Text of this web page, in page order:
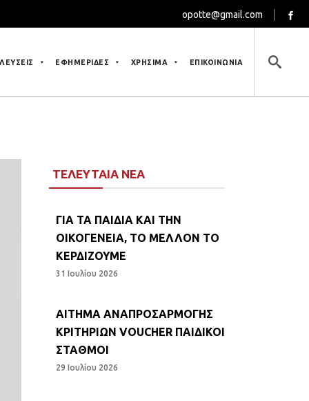
opotte@gmail.com
ΕΦΗΜΕΡΙΔΕΣ ΧΡΗΣΙΜΑ ΕΠΙΚΟΙΝΩΝΙΑ
ΤΕΛΕΥΤΑΙΑ ΝΕΑ
ΓΙΑ ΤΑ ΠΑΙΔΙΑ ΚΑΙ ΤΗΝ
ΟΙΚΟΓΕΝΕΙΑ, ΤΟ ΜΕΛΛΟΝ ΤΟ
ΚΕΡΔΙΖΟΥΜΕ
31 Ιουλίου 2026
ΑΙΤΗΜΑ ΑΝΑΠΡΟΣΑΡΜΟΓΗΣ
ΚΡΙΤΗΡΙΩΝ VOUCHER ΠΑΙΔΙΚΟΙ
ΣΤΑΘΜΟΙ
29 Ιουλίου 2026